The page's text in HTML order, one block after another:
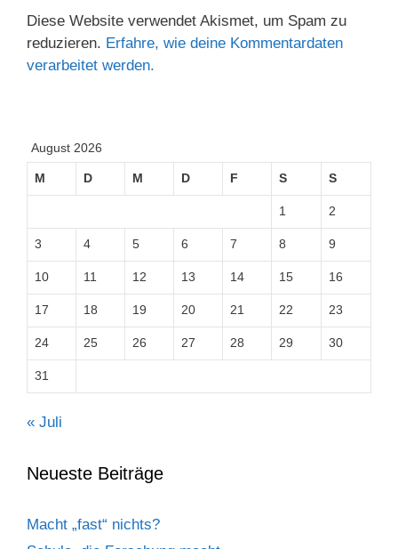
Diese Website verwendet Akismet, um Spam zu
reduzieren. Erfahre, wie deine Kommentardaten
verarbeitet werden.
August 2026
M D M D F S S
1 2
3 4 5 6 7 8 9
10 11 12 13 14 15 16
17 18 19 20 21 22 23
24 25 26 27 28 29 30
31
« Juli
Neueste Beiträge
Macht „fast“ nichts?